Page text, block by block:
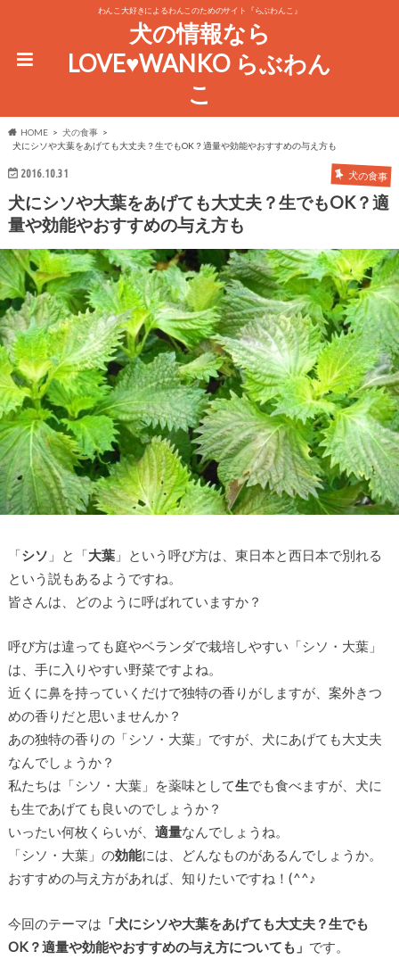
わんこ大好きによるわんこのためのサイト『らぶわんこ』
犬の情報なら
LOVE♥WANKO らぶわん
こ
HOME
犬の食事
犬にシソや大葉をあげても大丈夫？生でもOK？適量や効能やおすすめの与え方も
2016.10.31 犬の食事
犬にシソや大葉をあげても大丈夫？生でもOK？適
量や効能やおすすめの与え方も
「シソ 」と「大葉」という呼び方は、東日本と西日本で別れる
という説もあるようですね。
皆さんは、どのように呼ばれていますか？
呼び方は違っても庭やベランダで栽培しやすい「シソ・大葉」
は、手に入りやすい野菜ですよね。
近くに鼻を持っていくだけで独特の香りがしますが、案外きつ
めの香りだと思いませんか？
あの独特の香りの「シソ・大葉」ですが、犬にあげても大丈夫
なんでしょうか？
私たちは「シソ・大葉」を薬味として生でも食べますが、犬に
も生であげても良いのでしょうか？
いったい何枚くらいが、 適量なんでしょうね。
「シソ・大葉」の効能には、どんなものがあるんでしょうか。
おすすめの与え方があれば、知りたいですね！(^^♪
今回のテーマは 「犬にシソや大葉をあげても大丈夫？生でも
OK？適量や効能やおすすめの与え方についても」 です。